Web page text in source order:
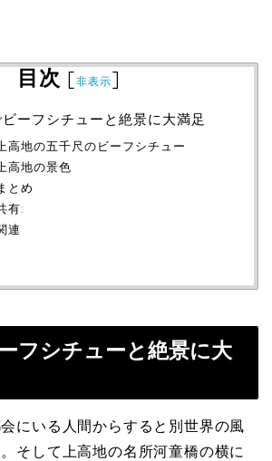
目次 [非表示]
ーフシチューと絶景に大満足
高地の五千尺のビーフシチュー
高地の景色
とめ
有:
連
フシチューと絶景に大
会にいる人間からすると別世界の風
そして上高地の名所河童橋の横に